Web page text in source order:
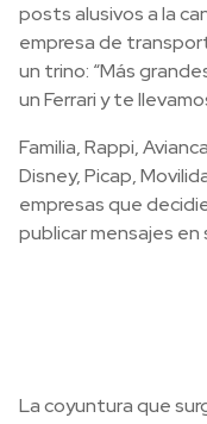
posts alusivos a la
empresa de
un trino: “Más
un Ferrari y te
Familia, Rappi,
Disney, Picap,
empresas que
publicar mensajes en
La coyuntura que